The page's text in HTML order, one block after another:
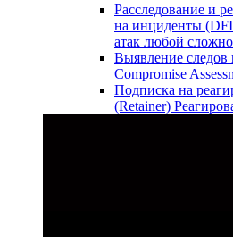
Расследование и
на инциденты
атак любой
Выявление следов
Compromise
Подписка на
(Retainer)